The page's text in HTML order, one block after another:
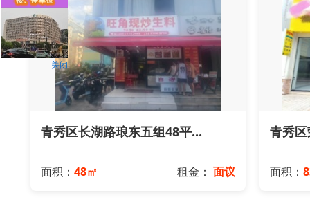
青秀区长湖路琅东五组48平...
面积： 48㎡ 租金： 面议
青秀
面积：
关闭